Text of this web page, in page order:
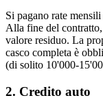
Si pagano rate
Alla fine del
valore residuo. La
casco completa è
(di solito 10'000-
2. Credito auto